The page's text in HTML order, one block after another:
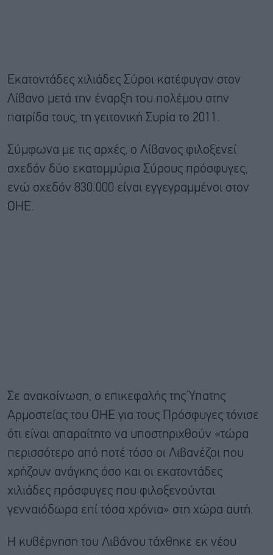
Εκατοντάδες χιλιάδες Σύροι κατέφυγαν στον
Λίβανο μετά την έναρξη του πολέμου στην
πατρίδα τους, τη γειτονική Συρία το 2011.
Σύμφωνα με τις αρχές, ο Λίβανος φιλοξενεί
σχεδόν δύο εκατομμύρια Σύρους πρόσφυγες,
ενώ σχεδόν 830.000 είναι εγγεγραμμένοι στον
ΟΗΕ.
Σε ανακοίνωση, ο επικεφαλής της Ύπατης
Αρμοστείας του ΟΗΕ για τους Πρόσφυγες τόνισε
ότι είναι απαραίτητο να υποστηριχθούν «τώρα
περισσότερο από ποτέ τόσο οι Λιβανέζοι που
χρήζουν ανάγκης όσο και οι εκατοντάδες
χιλιάδες πρόσφυγες που φιλοξενούνται
γενναιόδωρα επί τόσα χρόνια» στη χώρα αυτή.
Η κυβέρνηση του Λιβάνου τάχθηκε εκ νέου